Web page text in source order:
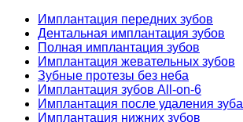
Имплантация передних зубов
Дентальная имплантация зубов
Полная имплантация зубов
Имплантация жевательных зубов
Зубные протезы без неба
Имплантация зубов All-on-6
Имплантация после удаления зуба
Имплантация нижних зубов